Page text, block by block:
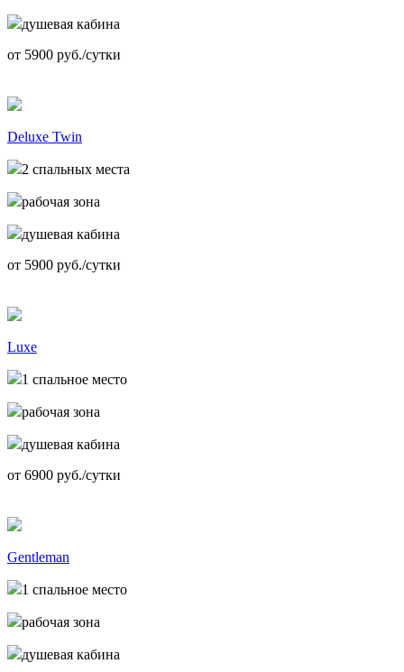
душевая кабина
от 5900 руб./сутки
Deluxe Twin
2 спальных места
рабочая зона
душевая кабина
от 5900 руб./сутки
Luxe
1 спальное место
рабочая зона
душевая кабина
от 6900 руб./сутки
Gentleman
1 спальное место
рабочая зона
душевая кабина